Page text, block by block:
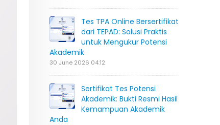
Tes TPA Online Bersertifikat
dari TEPAD: Solusi Praktis
untuk Mengukur Potensi
Akademik
30 June 2026 04:12
Sertifikat Tes Potensi
Akademik: Bukti Resmi Hasil
Kemampuan Akademik
Anda